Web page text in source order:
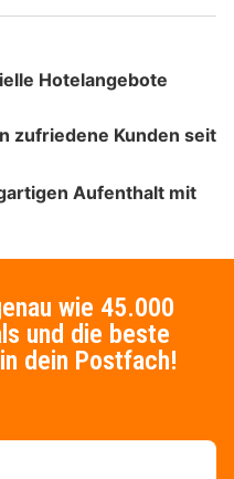
Hotelangebote
zufriedene Kunden seit
Aufenthalt mit
wie 45.000
und die beste
dein Postfach!